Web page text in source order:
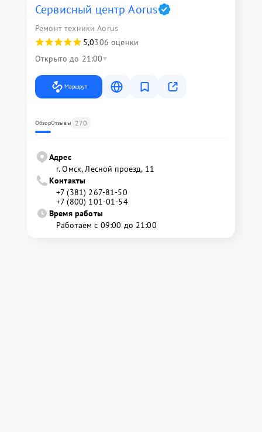
Сервисный центр Aorus
Ремонт техники Aorus
5,0306 оценки
Открыто до 21:00
Маршрут
ОбзорОтзывы 270
Адрес
г. Омск, ​Лесной проезд, 11
Контакты
+7 (381) 267-81-50
+7 (800) 101-01-54
Время работы
Работаем с 09:00 до 21:00